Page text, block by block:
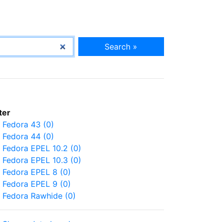
Search »
Fedora 43 (0)
Fedora 44 (0)
Fedora EPEL 10.2 (0)
Fedora EPEL 10.3 (0)
Fedora EPEL 8 (0)
Fedora EPEL 9 (0)
Fedora Rawhide (0)